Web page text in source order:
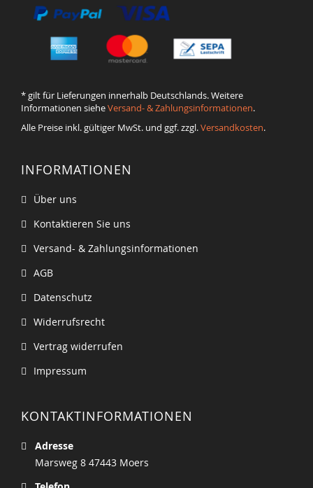
* gilt für Lieferungen innerhalb Deutschlands. Weitere
Informationen sieheVersand- & Zahlungsinformationen.
Alle Preise inkl. gültiger MwSt. und ggf. zzgl.Versandkosten.
INFORMATIONEN
Über uns
Kontaktieren Sie uns
Versand- & Zahlungsinformationen
AGB
Datenschutz
Widerrufsrecht
Vertrag widerrufen
Impressum
KONTAKTINFORMATIONEN
Adresse
Marsweg 8 47443 Moers